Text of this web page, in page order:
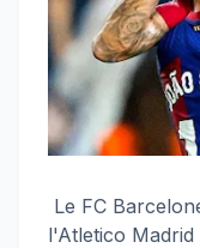
Le FC
l'Atletico